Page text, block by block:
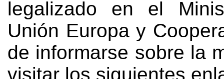
legalizado en el
Unión Europa y
de informarse sobre la
visitar los siguientes